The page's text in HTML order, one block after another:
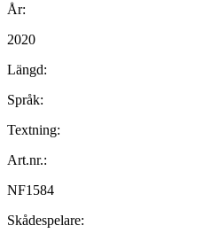
År:
2020
Längd:
Språk:
Textning:
Art.nr.:
NF1584
Skådespelare: